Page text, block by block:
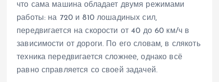
что сама машина обладает двумя режимами
работы: на 720 и 810 лошадиных сил,
передвигается на скорости от 40 до 60 км/ч в
зависимости от дороги. По его словам, в слякоть
техника передвигается сложнее, однако всё
равно справляется со своей задачей.